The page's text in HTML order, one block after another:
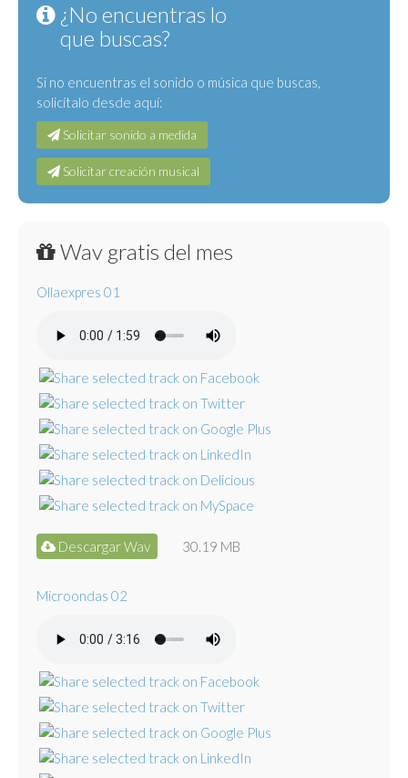
¿No encuentras lo
que buscas?
Si no encuentras el sonido o música que buscas,
solicítalo desde aquí:
Solicitar sonido a medida
Solicitar creación musical
Wav gratis del mes
Ollaexpres 01
Descargar Wav 30.19 MB
Microondas 02